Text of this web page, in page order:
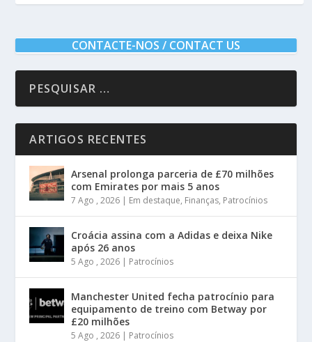
CONTACTE-NOS / CONTACT US
ARTIGOS RECENTES
Arsenal prolonga parceria de £70 milhões
com Emirates por mais 5 anos
7 Ago , 2026 | Em destaque, Finanças, Patrocínios
Croácia assina com a Adidas e deixa Nike
após 26 anos
5 Ago , 2026 | Patrocínios
Manchester United fecha patrocínio para
equipamento de treino com Betway por
£20 milhões
5 Ago , 2026 | Patrocínios